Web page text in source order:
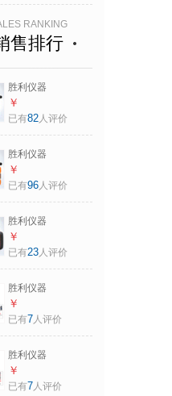
RANKING
售排行
胜利仪器
（VICTOR）绝缘电
阻测试仪VC60B+
数字式高压绝缘摇
表 VC60B+【赠适
配器】
250V/500V/1000V
5GΩ
￥
已有82人评价
胜利仪器
（VICTOR）
4105A 接地电阻测
元件测量仪
VC4105B 接地电阻
1000Ω.1000V
￥
已有96人评价
胜利仪器
（VICTOR）850D
非接触式相序表 AC
测试仪 VC850E 非
接触式/夹钳
Φ1.5~43mm
￥
已有23人评价
胜利仪器
（VICTOR）
5000AB 电能质量
试仪功率表
VC5000A标配
S008【7.5*13mm
￥
已有7人评价
胜利仪器
（VICTOR）
5000AB 电能质量
￥
已有7人评价